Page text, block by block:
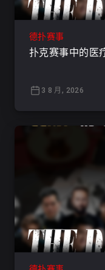
德扑赛事
扑克赛事中的医
3 8 月, 2026